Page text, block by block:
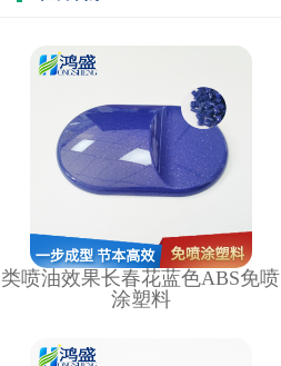
类喷油效果长春花蓝色ABS免喷
涂塑料